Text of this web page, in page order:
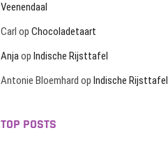
Veenendaal
Carl op Chocoladetaart
Anjaop Indische Rijsttafel
Antonie Bloemhard op Indische Rijsttafel
TOP POSTS